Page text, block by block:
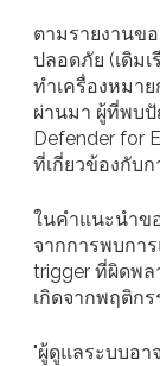
ตามรายงานข
ปลอดภัย (เดิมเ
ทำเครื่องหมาย
ผ่านมา ผู้ที่พบ
Defender for
ที่เกี่ยวข้องกับก
ในคำแนะนำข
จากการพบการ
trigger ที่ผิดพล
เกิดจากพฤติก
"ผู้ดูแลระบบอา